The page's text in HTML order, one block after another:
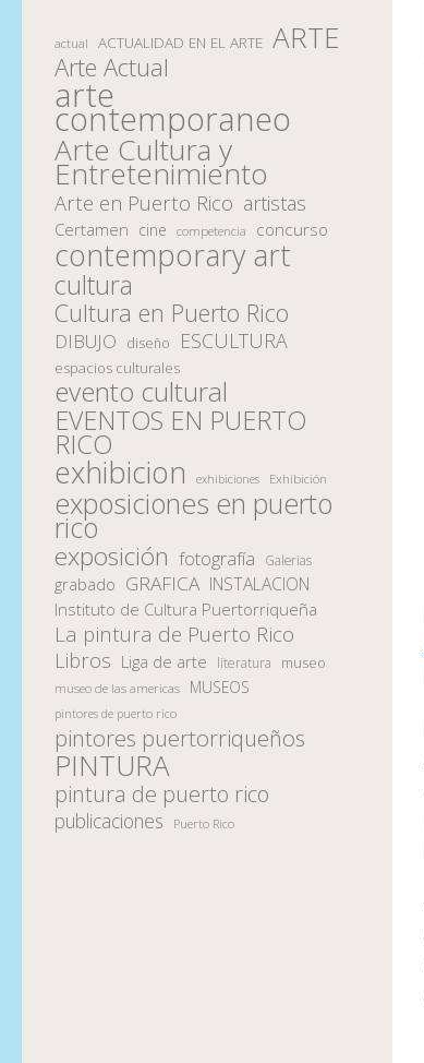
actual ACTUALIDAD EN EL ARTE ARTE
Arte Actual
arte
contemporaneo
Arte Cultura y
Entretenimiento
Arte en Puerto Rico artistas
Certamen cine competencia concurso
contemporary art
cultura
Cultura en Puerto Rico
DIBUJO diseño ESCULTURA
espacios culturales
evento cultural
EVENTOS EN PUERTO
RICO
exhibicion exhibiciones Exhibición
exposiciones en puerto
rico
exposición fotografía Galerias
grabado GRAFICA INSTALACION
Instituto de Cultura Puertorriqueña
La pintura de Puerto Rico
Libros Liga de arte literatura museo
museo de las americas MUSEOS
pintores de puerto rico
pintores puertorriqueños
PINTURA
pintura de puerto rico
publicaciones Puerto Rico